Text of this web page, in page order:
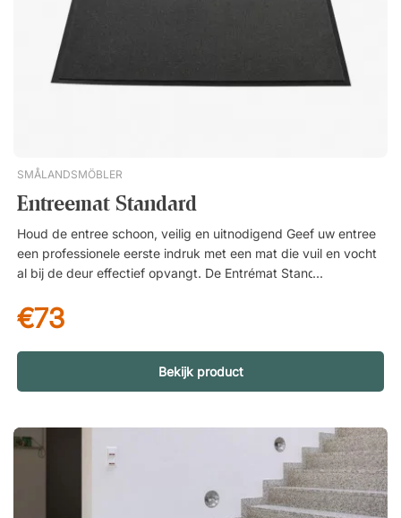
handvat voor eenvoudig ophangen. Zacht maar stabiel
oppervlak van polyurethaan.
SMÅLANDSMÖBLER
Entreemat Standard
Houd de entree schoon, veilig en uitnodigend Geef uw entree
een professionele eerste indruk met een mat die vuil en vocht
al bij de deur effectief opvangt. De Entrémat Standard is
kantooromgevingen als openbare instellingen – en helpt u om
vloeren langer schoon te houden. Slijtvaste bovenzijde van
100% polypropyleen De mat heeft een duurzame bovenzijde
van 100 procent polypropyleen, een materiaal dat
bekendstaat om zijn hoge slijtvastheid en goede
om grind, stof en vocht van schoenen effectief op te nemen,
waardoor slijtage van de onderliggende vloer wordt
verminderd en schoonmaken eenvoudiger wordt. Rubberen
onderzijde voor stevige grip De onderzijde is met PVC
gerubberd, waardoor de mat stabiel op de vloer blijft liggen
€73
Bekijk product